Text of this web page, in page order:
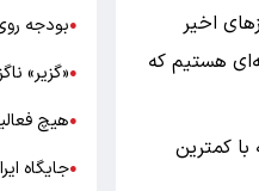
اخیر
هستیم که
کمترین
●بودجه
●«گزیر»
●هیچ
●جایگاه